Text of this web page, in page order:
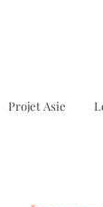
Projet Asie